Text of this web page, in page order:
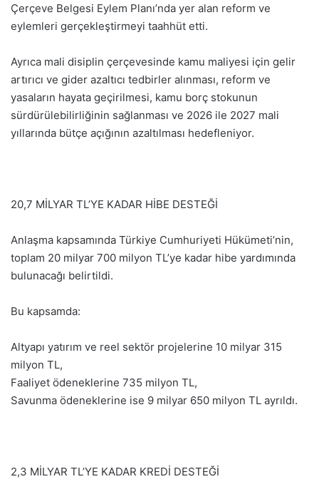
Çerçeve Belgesi Eylem Planı’nda yer alan reform ve
eylemleri gerçekleştirmeyi taahhüt etti.
Ayrıca mali disiplin çerçevesinde kamu maliyesi için gelir
artırıcı ve gider azaltıcı tedbirler alınması, reform ve
yasaların hayata geçirilmesi, kamu borç stokunun
sürdürülebilirliğinin sağlanması ve 2026 ile 2027 mali
yıllarında bütçe açığının azaltılması hedefleniyor.
20,7 MİLYAR TL’YE KADAR HİBE DESTEĞİ
Anlaşma kapsamında Türkiye Cumhuriyeti Hükümeti’nin,
toplam 20 milyar 700 milyon TL’ye kadar hibe yardımında
bulunacağı belirtildi.
Bu kapsamda:
Altyapı yatırım ve reel sektör projelerine 10 milyar 315
milyon TL,
Faaliyet ödeneklerine 735 milyon TL,
Savunma ödeneklerine ise 9 milyar 650 milyon TL ayrıldı.
2,3 MİLYAR TL’YE KADAR KREDİ DESTEĞİ